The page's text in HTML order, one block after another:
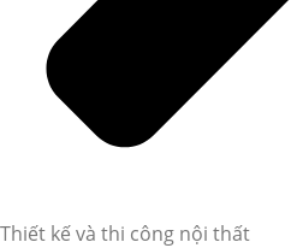
Thiết kế và thi công nội thất